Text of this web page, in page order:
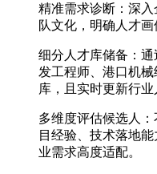
精准需求诊断：深
队文化，明确人才画
细分人才库储备：
发工程师、港口机
库，且实时更新行业
多维度评估候选人
目经验、技术落地
业需求高度适配。